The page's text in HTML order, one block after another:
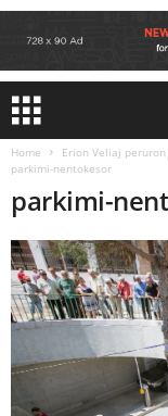
Home
Erion Veliaj
parkimi-nentokesor
parkimi-